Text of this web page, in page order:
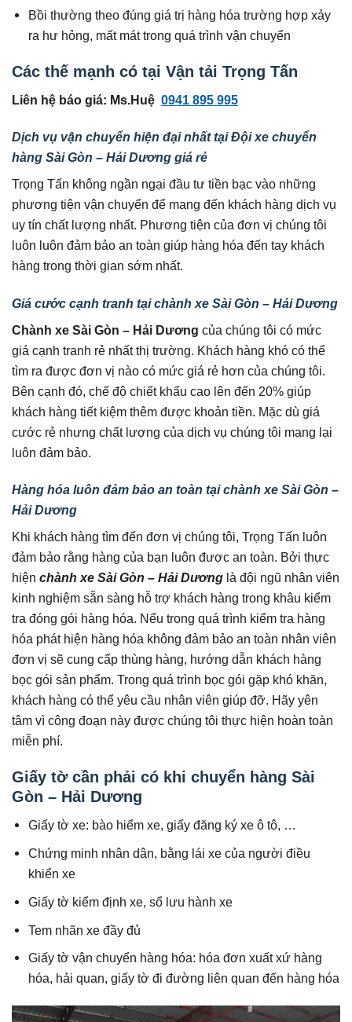
Bồi thường theo đúng giá trị hàng hóa trường hợp xảy
ra hư hỏng, mất mát trong quá trình vận chuyển
Các thế mạnh có tại Vận tải Trọng Tấn
Liên hệ báo giá: Ms.Huệ 0941 895 995
Dịch vụ vận chuyển hiện đại nhất tại Đội xe chuyển
hàng Sài Gòn – Hải Dương giá rẻ
Trọng Tấn không ngần ngại đầu tư tiền bạc vào những
phương tiện vận chuyển để mang đến khách hàng dịch vụ
uy tín chất lượng nhất. Phương tiện của đơn vị chúng tôi
luôn luôn đảm bảo an toàn giúp hàng hóa đến tay khách
hàng trong thời gian sớm nhất.
Giá cước cạnh tranh tại chành xe Sài Gòn – Hải Dương
Chành xe Sài Gòn – Hải Dương của chúng tôi có mức
giá cạnh tranh rẻ nhất thị trường. Khách hàng khó có thể
tìm ra được đơn vị nào có mức giá rẻ hơn của chúng tôi.
Bên cạnh đó, chế độ chiết khấu cao lên đến 20% giúp
khách hàng tiết kiệm thêm được khoản tiền. Mặc dù giá
cước rẻ nhưng chất lượng của dịch vụ chúng tôi mang lại
luôn đảm bảo.
Hàng hóa luôn đảm bảo an toàn tại chành xe Sài Gòn –
Hải Dương
Khi khách hàng tìm đến đơn vị chúng tôi, Trọng Tấn luôn
đảm bảo rằng hàng của bạn luôn được an toàn. Bởi thực
hiện chành xe Sài Gòn – Hải Dương là đội ngũ nhân viên
kinh nghiệm sẵn sàng hỗ trợ khách hàng trong khâu kiểm
tra đóng gói hàng hóa. Nếu trong quá trình kiểm tra hàng
hóa phát hiện hàng hóa không đảm bảo an toàn nhân viên
đơn vị sẽ cung cấp thùng hàng, hướng dẫn khách hàng
bọc gói sản phẩm. Trong quá trình bọc gói gặp khó khăn,
khách hàng có thể yêu cầu nhân viên giúp đỡ. Hãy yên
tâm vì công đoạn này được chúng tôi thực hiện hoàn toàn
miễn phí.
Giấy tờ cần phải có khi chuyển hàng Sài
Gòn – Hải Dương
Giấy tờ xe: bào hiểm xe, giấy đăng ký xe ô tô, …
Chứng minh nhân dân, bằng lái xe của người điều
khiển xe
Giấy tờ kiểm định xe, sổ lưu hành xe
Tem nhãn xe đầy đủ
Giấy tờ vận chuyển hàng hóa: hóa đơn xuất xứ hàng
hóa, hải quan, giấy tờ đi đường liên quan đến hàng hóa